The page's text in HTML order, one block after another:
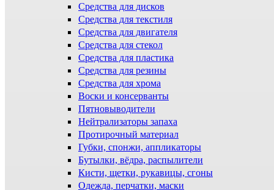
Средства для дисков
Средства для текстиля
Средства для двигателя
Средства для стекол
Средства для пластика
Средства для резины
Средства для хрома
Воски и консерванты
Пятновыводители
Нейтрализаторы запаха
Протирочный материал
Губки, спонжи, аппликаторы
Бутылки, вёдра, распылители
Кисти, щетки, рукавицы, сгоны
Одежда, перчатки, маски